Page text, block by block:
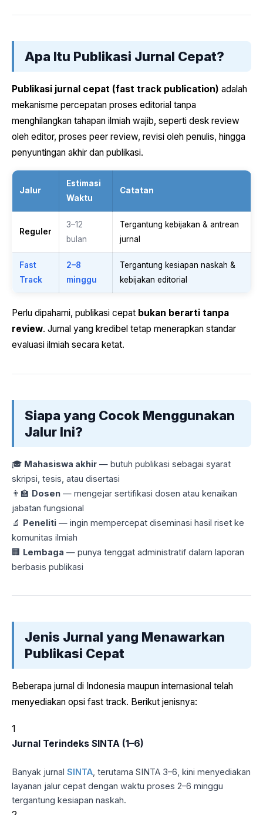
Apa Itu Publikasi Jurnal Cepat?
Publikasi jurnal cepat (fast track publication) adalah
mekanisme percepatan proses editorial tanpa
menghilangkan tahapan ilmiah wajib, seperti desk review
oleh editor, proses peer review, revisi oleh penulis, hingga
penyuntingan akhir dan publikasi.
Jalur
Estimasi
Waktu
Catatan
Reguler
3–12
bulan
Tergantung kebijakan & antrean
jurnal
Fast
Track
2–8
minggu
Tergantung kesiapan naskah &
kebijakan editorial
Perlu dipahami, publikasi cepat bukan berarti tanpa
review. Jurnal yang kredibel tetap menerapkan standar
evaluasi ilmiah secara ketat.
Siapa yang Cocok Menggunakan
Jalur Ini?
🎓 Mahasiswa akhir — butuh publikasi sebagai syarat
skripsi, tesis, atau disertasi
👨‍🏫 Dosen — mengejar sertifikasi dosen atau kenaikan
jabatan fungsional
🔬 Peneliti — ingin mempercepat diseminasi hasil riset ke
komunitas ilmiah
🏢 Lembaga — punya tenggat administratif dalam laporan
berbasis publikasi
Jenis Jurnal yang Menawarkan
Publikasi Cepat
Beberapa jurnal di Indonesia maupun internasional telah
menyediakan opsi fast track. Berikut jenisnya:
1
Jurnal Terindeks SINTA (1–6)
Banyak jurnal SINTA , terutama SINTA 3–6, kini menyediakan
layanan jalur cepat dengan waktu proses 2–6 minggu
tergantung kesiapan naskah.